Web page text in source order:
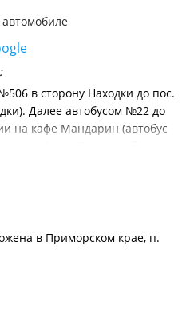
в сторону Находки до пос.
Далее автобусом №22 до
на кафе Мандарин (автобус
Далее 7 мин до базы
либо на такси.
- Находка. Через 28 -
в пос. Душкино (на
по направлению на
дорожного знака, (конец
в Приморском крае, п.